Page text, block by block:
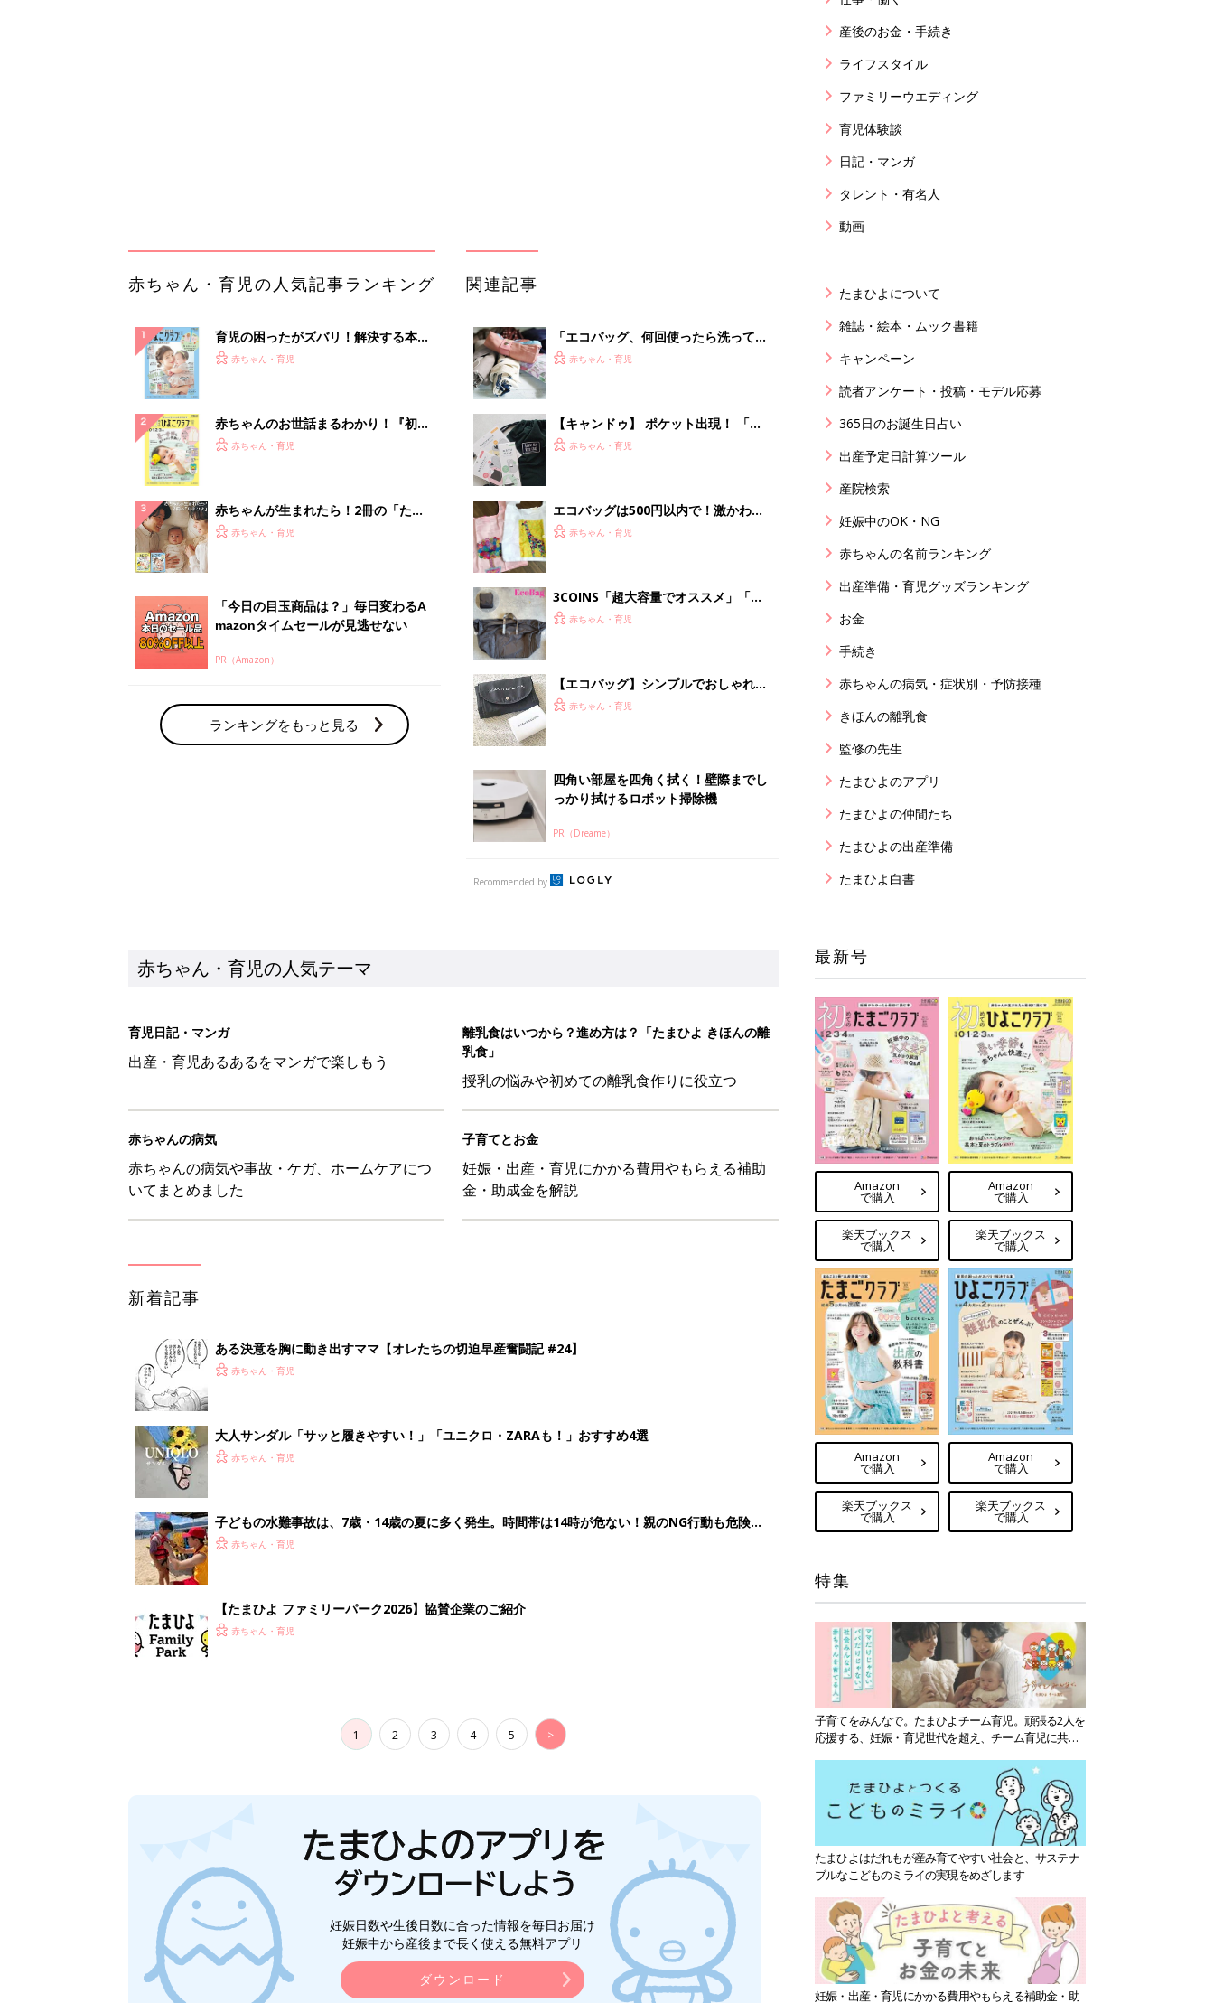
mazonタイムセールが見逃せない
PR（Amazon）
ランキングをもっと見る
選
っかり拭けるロボット掃除機
PR（Dreame）
赤ちゃん・育児の人気テーマ
育児日記・マンガ
離乳食はいつから？進め方は？「たまひよ きほんの離
授乳の悩みや初めての離乳食作りに役立つ
子育てとお金
妊娠・出産・育児にかかる費用やもらえる補助
金・助成金を解説
ある決意を胸に動き出すママ【オレたちの切迫早産奮闘記 #24】
赤ちゃん・育児
大人サンダル「サッと履きやすい！」「ユニクロ・ZARAも！」おすすめ4選
赤ちゃん・育児
子どもの水難事故は、7歳・14歳の夏に多く発生。時間帯は14時が危ない！親のNG行動も危険を
1 2 4 5 >
産後のお金・手続き
ライフスタイル
ファミリーウエディング
育児体験談
日記・マンガ
タレント・有名人
動画
たまひよについて
雑誌・絵本・ムック書籍
キャンペーン
読者アンケート・投稿・モデル応募
365日のお誕生日占い
出産予定日計算ツール
産院検索
妊娠中のOK・NG
赤ちゃんの名前ランキング
出産準備・育児グッズランキング
お金
手続き
赤ちゃんの病気・症状別・予防接種
きほんの離乳食
監修の先生
たまひよのアプリ
たまひよの仲間たち
たまひよの出産準備
たまひよ白書
最新号
Amazon
で購入
楽天ブックス
で購入
Amazon
で購入
楽天ブックス
で購入
Amazon
で購入
楽天ブックス
で購入
Amazon
で購入
楽天ブックス
で購入
特集
子育てをみんなで。たまひよチーム育児。頑張る2人を
応援する、妊娠・育児世代を超え、チーム育児に共感
たまひよはだれもが産み育てやすい社会と、サステナ
ブルなこどものミライの実現をめざします
妊娠・出産・育児にかかる費用やもらえる補助金・助